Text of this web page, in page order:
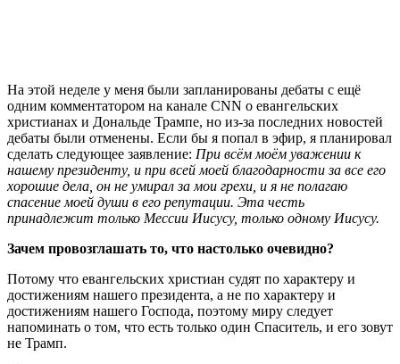
На этой неделе у меня были запланированы дебаты с ещё
одним комментатором на канале CNN о евангельских
христианах и Дональде Трампе, но из-за последних новостей
дебаты были отменены. Если бы я попал в эфир, я планировал
сделать следующее заявление: При всём моём уважении к
нашему президенту, и при всей моей благодарности за все его
хорошие дела, он не умирал за мои грехи, и я не полагаю
спасение моей души в его репутации. Эта честь
принадлежит только Мессии Иисусу, только одному Иисусу.
Зачем провозглашать то, что настолько очевидно?
Потому что евангельских христиан судят по характеру и
достижениям нашего президента, а не по характеру и
достижениям нашего Господа, поэтому миру следует
напоминать о том, что есть только один Спаситель, и его зовут
не Трамп.